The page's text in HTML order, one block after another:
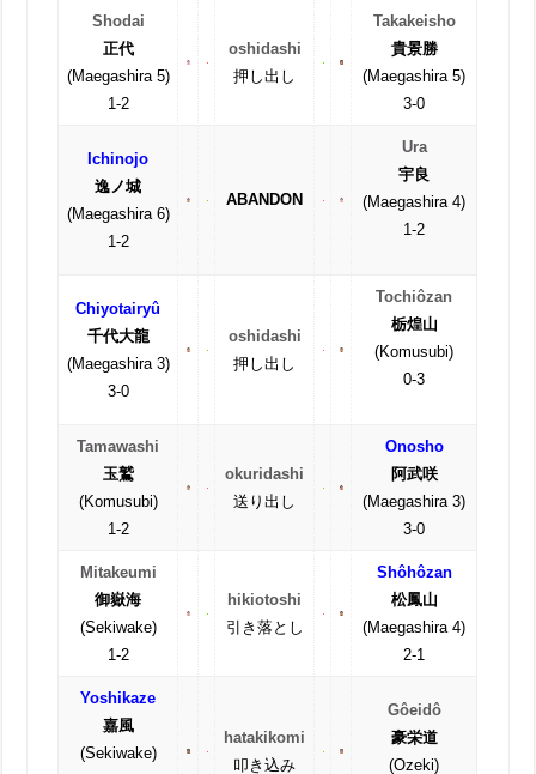
Shodai
正代
(Maegashira 5)
1-2
oshidashi
押し出し
Takakeisho
貴景勝
(Maegashira 5)
3-0
Ichinojo
逸ノ城
(Maegashira 6)
1-2
ABANDON
Ura
宇良
(Maegashira 4)
1-2
Chiyotairyû
千代大龍
(Maegashira 3)
3-0
oshidashi
押し出し
Tochiôzan
栃煌山
(Komusubi)
0-3
Tamawashi
玉鷲
(Komusubi)
1-2
okuridashi
送り出し
Onosho
阿武咲
(Maegashira 3)
3-0
Mitakeumi
御嶽海
(Sekiwake)
1-2
hikiotoshi
引き落とし
Shôhôzan
松鳳山
(Maegashira 4)
2-1
Yoshikaze
嘉風
(Sekiwake)
hatakikomi
叩き込み
Gôeidô
豪栄道
(Ozeki)